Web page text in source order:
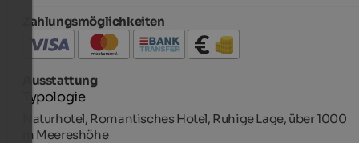
Zahlungsmöglichkeiten
Ausstattung
Typologie
Naturhotel, Romantisches Hotel, Ruhige Lage, über 1000
m Meereshöhe